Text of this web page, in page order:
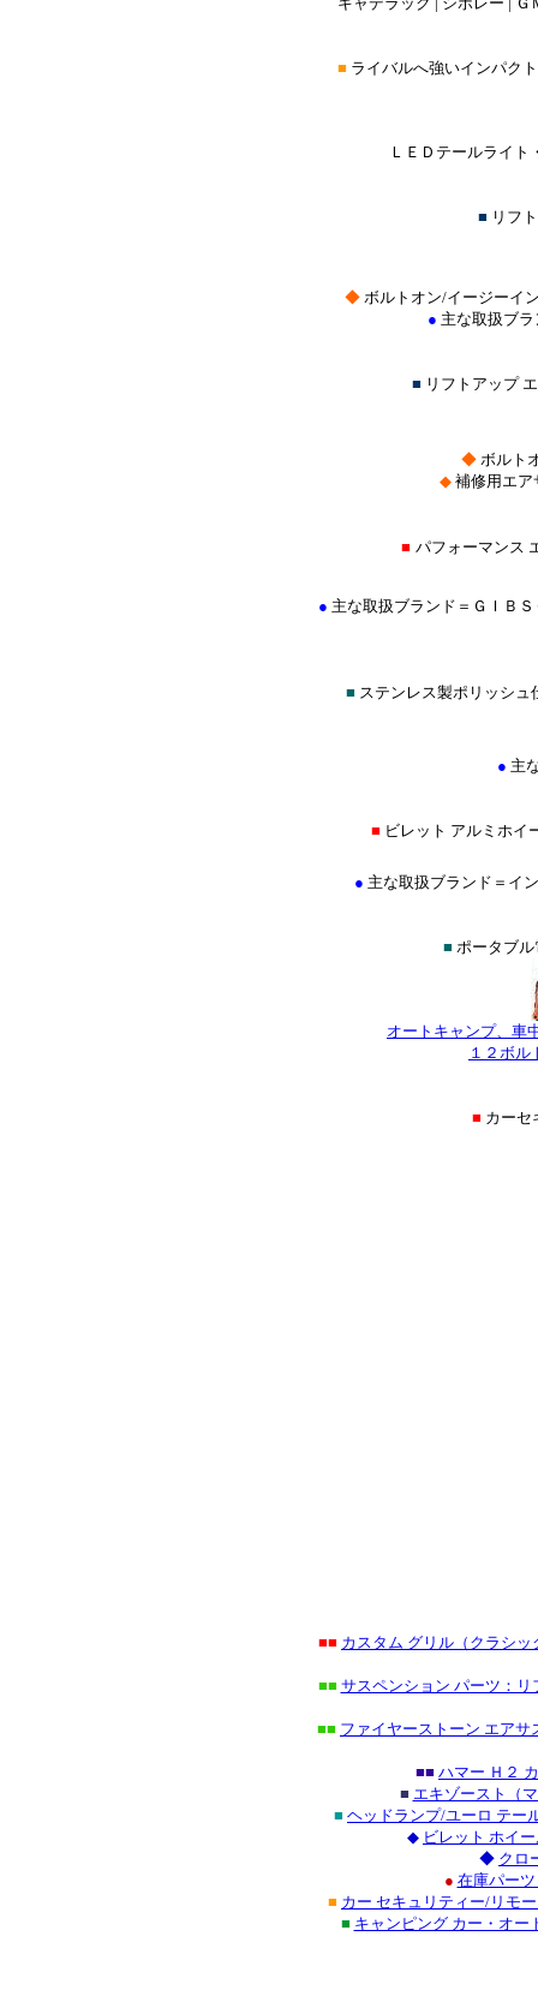
■ ライバルへ強いインパク
ＬＥＤテールライト
■ リフ
◆ボルトオン/イージーイ
● 主な取扱ブ
■ リフトアップ
◆ボルト
◆ 補修用エア
■ パフォーマンス
● 主な取扱ブランド＝ＧＩＢ
■ ステンレス製ポリッシ
● 主
■ ビレット アルミホ
● 主な取扱ブランド＝イ
■ ポータブ
オートキャンプ、車
１２ボ
■ カー
■■ カスタム グリル（クラシ
■■ サスペンション パーツ：
■■ ファイヤーストーン エア
■■ ハマー Ｈ２
■ エキゾースト（
■ ヘッドランプ/ユーロ テー
◆ ビレット ホイ
◆ クロ
● 在庫パー
■ カー セキュリティー/リモ
■ キャンピング カー・オー